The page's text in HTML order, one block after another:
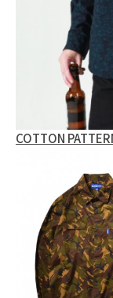
COTTON